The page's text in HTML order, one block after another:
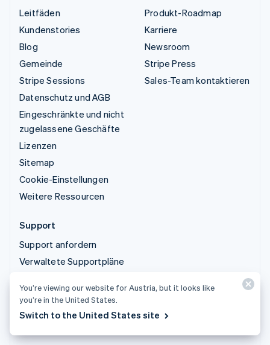
Leitfäden
Kundenstories
Blog
Gemeinde
Stripe Sessions
Datenschutz und AGB
Eingeschränkte und nicht
zugelassene Geschäfte
Lizenzen
Sitemap
Cookie-Einstellungen
Weitere Ressourcen
Produkt-Roadmap
Karriere
Newsroom
Stripe Press
Sales-Team kontaktieren
Support
Support anfordern
Verwaltete Supportpläne
© 2026 Stripe, LLC
You’re viewing our website for Austria, but it looks like
you’re in the United States.
Switch to the United States site